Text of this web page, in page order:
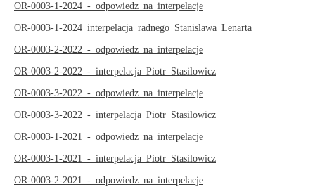
OR-0003-1-2024_-_odpowiedz_na_interpelacje
OR-0003-1-2024_interpelacja_radnego_Stanislawa_Lenarta
OR-0003-2-2022_-_odpowiedz_na_interpelacje
OR-0003-2-2022_-_interpelacja_Piotr_Stasilowicz
OR-0003-3-2022_-_odpowiedz_na_interpelacje
OR-0003-3-2022_-_interpelacja_Piotr_Stasilowicz
OR-0003-1-2021_-_odpowiedz_na_interpelacje
OR-0003-1-2021_-_interpelacja_Piotr_Stasilowicz
OR-0003-2-2021_-_odpowiedz_na_interpelacje